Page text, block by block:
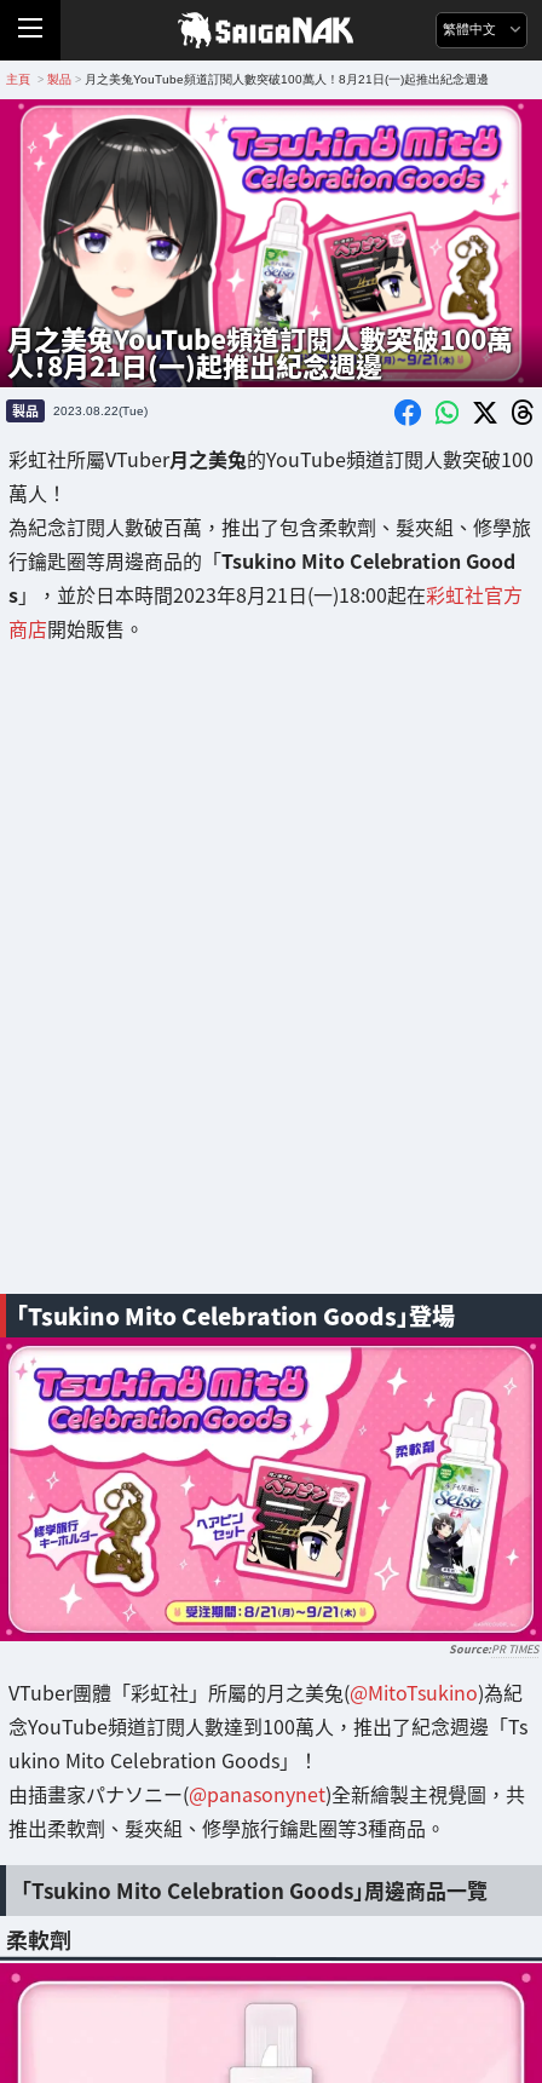
繁體中文
主頁 > 製品 > 月之美兔YouTube頻道訂閱人數突破100萬人！8月21日(一)起推出紀念週邊
月之美兔YouTube頻道訂閱人數突破100萬
人！8月21日(一)起推出紀念週邊
製品 2023.08.22(Tue)
彩虹社所屬VTuber月之美兔的YouTube頻道訂閱人數突破100
萬人！
為紀念訂閱人數破百萬，推出了包含柔軟劑、髮夾組、修學旅
行鑰匙圈等周邊商品的「Tsukino Mito Celebration Good
s」，並於日本時間2023年8月21日(一)18:00起在彩虹社官方
商店開始販售。
「Tsukino Mito Celebration Goods」登場
PR TIMES
VTuber團體「彩虹社」所屬的月之美兔(@MitoTsukino)為紀
念YouTube頻道訂閱人數達到100萬人，推出了紀念週邊「Ts
ukino Mito Celebration Goods」！
由插畫家パナソニー(@panasonynet)全新繪製主視覺圖，共
推出柔軟劑、髮夾組、修學旅行鑰匙圈等3種商品。
「Tsukino Mito Celebration Goods」周邊商品一覽
柔軟劑